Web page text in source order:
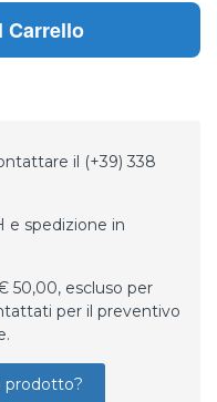
Carrello
il (+39) 338
e spedizione in
50,00, escluso per
per il preventivo
prodotto?